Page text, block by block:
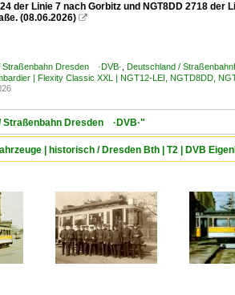
der Linie 7 nach Gorbitz und NGT8DD 2718
(08.06.2026) 
Dresden ·DVB· Deutschland /
| Flexity Classic XXL | NGT12-LEI, NGTD8DD,
Dresden ·DVB·"
| historisch / Dresden Bth | T2 | DVB